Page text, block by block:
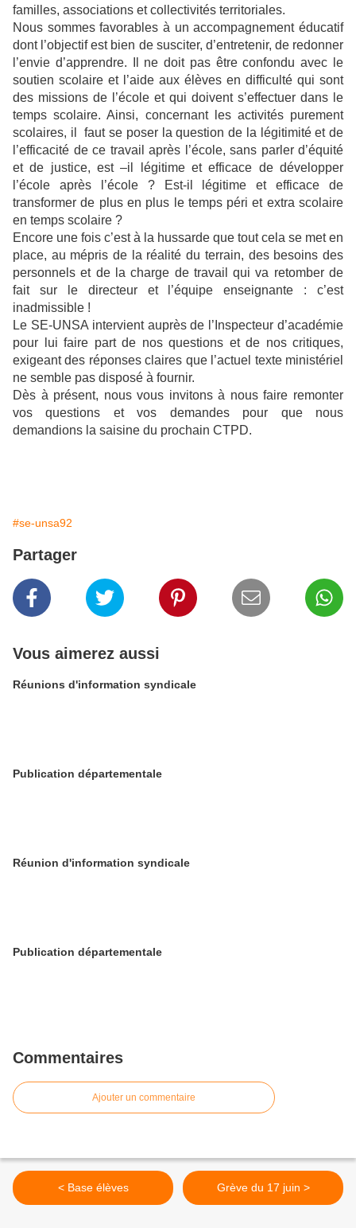
familles, associations et collectivités territoriales.
Nous sommes favorables à un accompagnement éducatif
dont l’objectif est bien de susciter, d’entretenir, de redonner
l’envie d’apprendre. Il ne doit pas être confondu avec le
soutien scolaire et l’aide aux élèves en difficulté qui sont
des missions de l’école et qui doivent s’effectuer dans le
temps scolaire. Ainsi, concernant les activités purement
scolaires, il
faut se poser la question de la légitimité et de
l’efficacité de ce travail après l’école, sans parler d’équité
et de justice, est –il légitime et efficace de développer
l’école après l’école ? Est-il légitime et efficace de
transformer de plus en plus le temps péri et extra scolaire
en temps scolaire ?
Encore une fois c’est à la hussarde que tout cela se met en
place, au mépris de la réalité du terrain, des besoins des
personnels et de la charge de travail qui va retomber de
fait sur le directeur et l’équipe enseignante : c’est
inadmissible !
Le SE-UNSA intervient auprès de l’Inspecteur d’académie
pour lui faire part de nos questions et de nos critiques,
exigeant des réponses claires que l’actuel texte ministériel
ne semble pas disposé à fournir.
Dès à présent, nous vous invitons à nous faire remonter
vos questions et vos demandes pour que nous
demandions la saisine du prochain CTPD.
#se-unsa92
Partager
Vous aimerez aussi
Réunions d'information syndicale
Publication départementale
Réunion d'information syndicale
Publication départementale
Commentaires
Ajouter un commentaire
< Base élèves Grève du 17 juin >